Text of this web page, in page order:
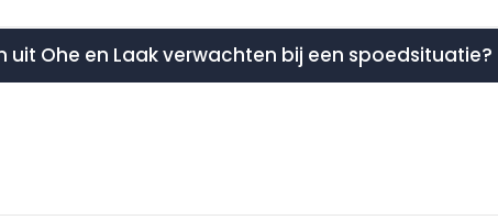
uit Ohe en Laak verwachten bij een spoedsituatie?